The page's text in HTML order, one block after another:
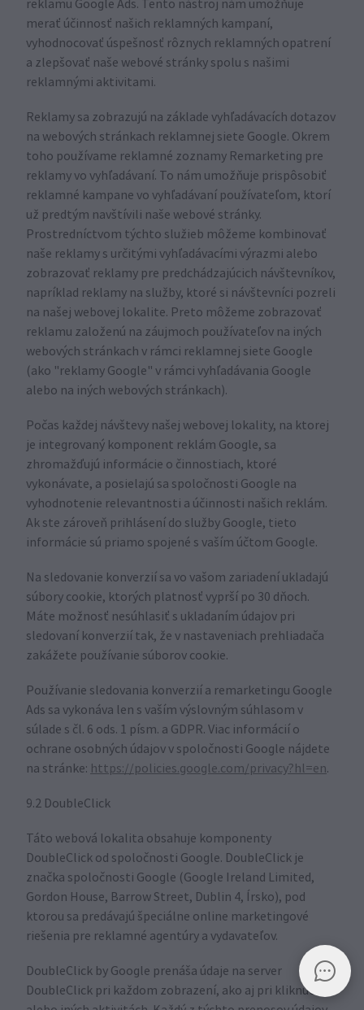
reklamu Google Ads. Tento nástroj nám umožňuje
merať účinnosť našich reklamných kampaní,
vyhodnocovať úspešnosť rôznych reklamných opatrení
a zlepšovať naše webové stránky spolu s našimi
reklamnými aktivitami.
Reklamy sa zobrazujú na základe vyhľadávacích dotazov
na webových stránkach reklamnej siete Google. Okrem
toho používame reklamné zoznamy Remarketing pre
reklamy vo vyhľadávaní. To nám umožňuje prispôsobiť
reklamné kampane vo vyhľadávaní používateľom, ktorí
už predtým navštívili naše webové stránky.
Prostredníctvom týchto služieb môžeme kombinovať
naše reklamy s určitými vyhľadávacími výrazmi alebo
zobrazovať reklamy pre predchádzajúcich návštevníkov,
napríklad reklamy na služby, ktoré si návštevníci pozreli
na našej webovej lokalite. Preto môžeme zobrazovať
reklamu založenú na záujmoch používateľov na iných
webových stránkach v rámci reklamnej siete Google
(ako "reklamy Google" v rámci vyhľadávania Google
alebo na iných webových stránkach).
Počas každej návštevy našej webovej lokality, na ktorej
je integrovaný komponent reklám Google, sa
zhromažďujú informácie o činnostiach, ktoré
vykonávate, a posielajú sa spoločnosti Google na
vyhodnotenie relevantnosti a účinnosti našich reklám.
Ak ste zároveň prihlásení do služby Google, tieto
informácie sú priamo spojené s vaším účtom Google.
Na sledovanie konverzií sa vo vašom zariadení ukladajú
súbory cookie, ktorých platnosť vyprší po 30 dňoch.
Máte možnosť nesúhlasiť s ukladaním údajov pri
sledovaní konverzií tak, že v nastaveniach prehliadača
zakážete používanie súborov cookie.
Používanie sledovania konverzií a remarketingu Google
Ads sa vykonáva len s vaším výslovným súhlasom v
súlade s čl. 6 ods. 1 písm. a GDPR. Viac informácií o
ochrane osobných údajov v spoločnosti Google nájdete
na stránke: https://policies.google.com/privacy?hl=en.
9.2 DoubleClick
Táto webová lokalita obsahuje komponenty
DoubleClick od spoločnosti Google. DoubleClick je
značka spoločnosti Google (Google Ireland Limited,
Gordon House, Barrow Street, Dublin 4, Írsko), pod
ktorou sa predávajú špeciálne online marketingové
riešenia pre reklamné agentúry a vydavateľov.
DoubleClick by Google prenáša údaje na server
DoubleClick pri každom zobrazení, ako aj pri kliknutí